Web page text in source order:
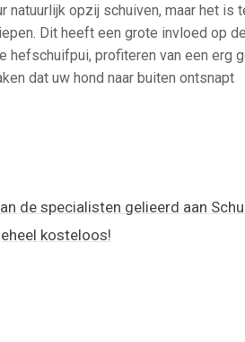
natuurlijk opzij schuiven, maar het is
Dit heeft een grote invloed op de
hefschuifpui, profiteren van een erg
dat uw hond naar buiten ontsnapt
de specialisten gelieerd aan
kosteloos!